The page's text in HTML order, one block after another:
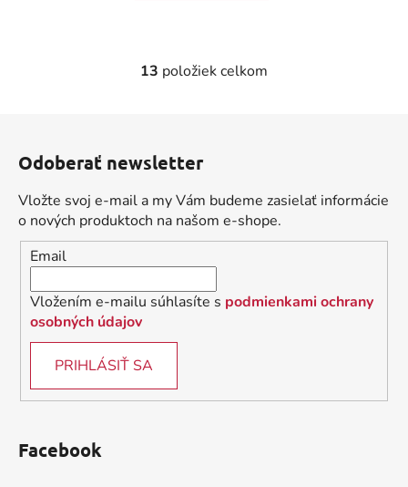
O
d
c
i
e
p
v
p
13 položiek celkom
Odoberať newsletter
Vložte svoj e-mail a my Vám budeme zasielať informácie
o nových produktoch na našom e-shope.
Email
Vložením e-mailu súhlasíte s podmienkami ochrany
osobných údajov
PRIHLÁSIŤ SA
Facebook